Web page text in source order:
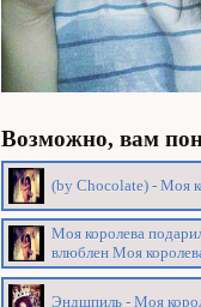
Возможно, вам
(by Chocolate) - Моя
Моя королева
влюблен Моя
Эндшпиль - Моя